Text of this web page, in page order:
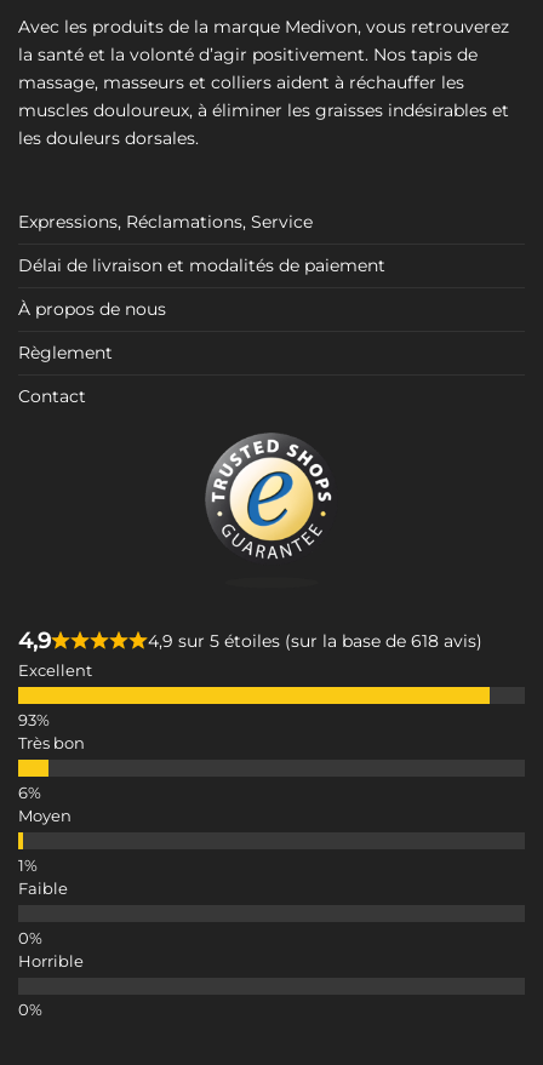
Avec les produits de la marque Medivon, vous retrouverez
la santé et la volonté d’agir positivement. Nos tapis de
massage, masseurs et colliers aident à réchauffer les
muscles douloureux, à éliminer les graisses indésirables et
les douleurs dorsales.
Expressions, Réclamations, Service
Délai de livraison et modalités de paiement
À propos de nous
Règlement
Contact
4,9 4,9 sur 5 étoiles (sur la base de 618 avis)
Excellent
Très bon
Moyen
Faible
Horrible